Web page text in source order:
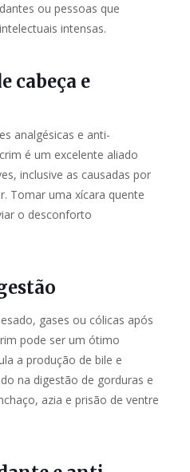
ou pessoas que
intensas.
cabeça e
analgésicas e anti-
é um excelente aliado
inclusive as causadas por
Tomar uma xícara quente
o desconforto
gases ou cólicas após
pode ser um ótimo
a produção de bile e
na digestão de gorduras e
azia e prisão de ventre